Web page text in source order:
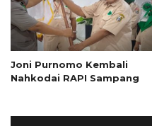
Joni Purnomo Kembali
Nahkodai RAPI Sampang